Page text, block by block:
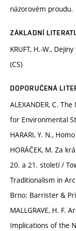
názorovém proudu.
ZÁKLADNÍ
KRUFT, H.-W.,
(CS)
DOPORUČENÁ
ALEXANDER, C.
for Environmental
HARARI, Y. N.,
HORÁČEK, M. Za
20. a 21. století /
Traditionalism in
Brno: Barrister &
MALLGRAVE, H. F.
Implications of the